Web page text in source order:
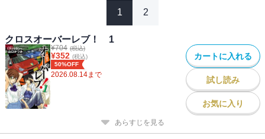
1 2
クロスオーバーレブ！ 1
¥704 (税込)
¥352 (税込)
50%OFF
2026.08.14まで
カートに入れる
試し読み
お気に入り
あらすじを見る